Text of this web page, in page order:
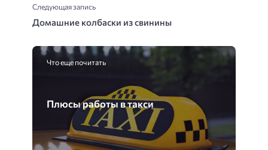
Следующая запись
Домашние колбаски из свинины
Что еще почитать
Плюсы работы в такси